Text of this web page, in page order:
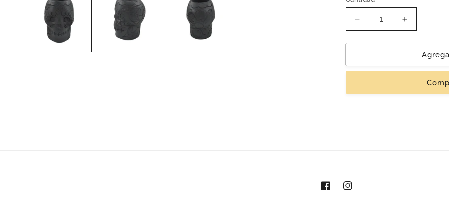
Reducir
cantidad
para
&#39;Calavera&#39;
Negro
Aumentar
cantidad
para
Tequilero
Negro
FacebookInstagram